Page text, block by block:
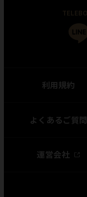
利用規約
よくあるご質問
運営会社